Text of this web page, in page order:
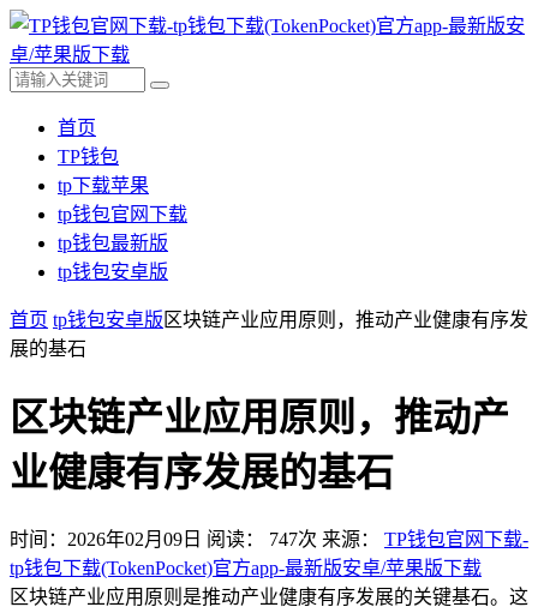
首页
TP钱包
tp下载苹果
tp钱包官网下载
tp钱包最新版
tp钱包安卓版
首页 tp钱包安卓版 区块链产业应用原则，推动产业健康有序发
展的基石
区块链产业应用原则，推动产
业健康有序发展的基石
时间：2026年02月09日 阅读： 747次 来源： TP钱包官网下载-
tp钱包下载(TokenPocket)官方app-最新版安卓/苹果版下载
区块链产业应用原则是推动产业健康有序发展的关键基石。这